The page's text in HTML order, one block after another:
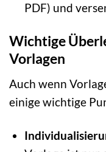
PDF) und
Wichtige
Vorlagen
Auch wenn
einige wichtige